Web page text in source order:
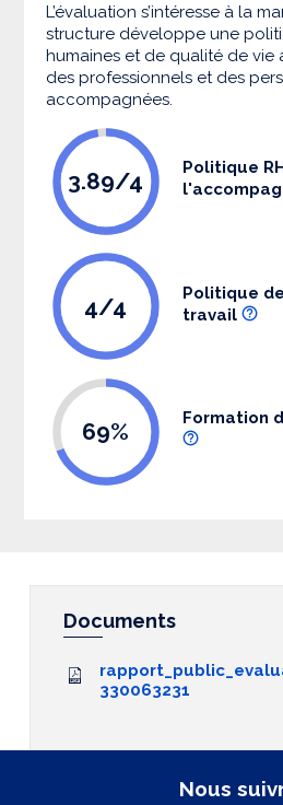
L’évaluation s’intéresse à la
structure développe une
humaines et de qualité de vie
des professionnels et des
accompagnées.
3.89/4
Politique
4/4
Politique
travail
69% Formation
Documents
330063231
Nous